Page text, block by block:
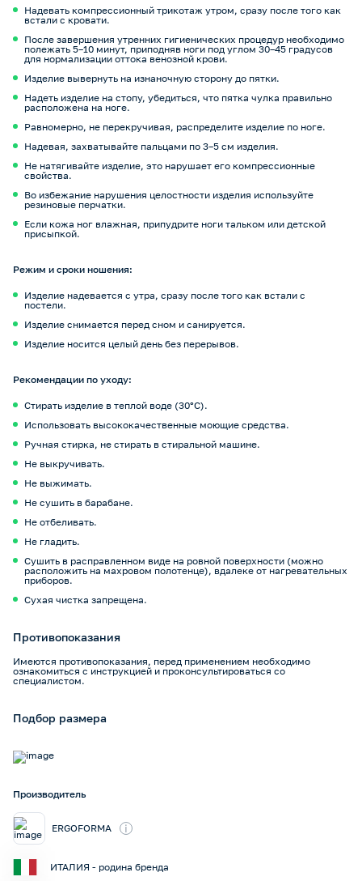
Надевать компрессионный трикотаж утром, сразу после того как
встали с кровати.
После завершения утренних гигиенических процедур необходимо
полежать 5–10 минут, приподняв ноги под углом 30–45 градусов
для нормализации оттока венозной крови.
Изделие вывернуть на изнаночную сторону до пятки.
Надеть изделие на стопу, убедиться, что пятка чулка правильно
расположена на ноге.
Равномерно, не перекручивая, распределите изделие по ноге.
Надевая, захватывайте пальцами по 3–5 см изделия.
Не натягивайте изделие, это нарушает его компрессионные
свойства.
Во избежание нарушения целостности изделия используйте
резиновые перчатки.
Если кожа ног влажная, припудрите ноги тальком или детской
присыпкой.
Режим и сроки ношения:
Изделие надевается с утра, сразу после того как встали с
постели.
Изделие снимается перед сном и санируется.
Изделие носится целый день без перерывов.
Рекомендации по уходу:
Стирать изделие в теплой воде (30°С).
Использовать высококачественные моющие средства.
Ручная стирка, не стирать в стиральной машине.
Не выкручивать.
Не выжимать.
Не сушить в барабане.
Не отбеливать.
Не гладить.
Сушить в расправленном виде на ровной поверхности (можно
расположить на махровом полотенце), вдалеке от нагревательных
приборов.
Сухая чистка запрещена.
Противопоказания
Имеются противопоказания, перед применением необходимо
ознакомиться с инструкцией и проконсультироваться со
специалистом.
Подбор размера
Производитель
ERGOFORMA i
ИТАЛИЯ - родина бренда